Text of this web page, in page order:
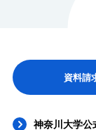
資料請
神奈川大学公